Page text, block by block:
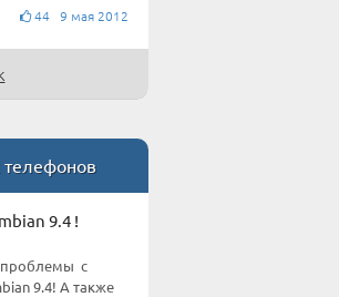
44 9 мая 2012
9.4 !
проблемы с
9.4! А также